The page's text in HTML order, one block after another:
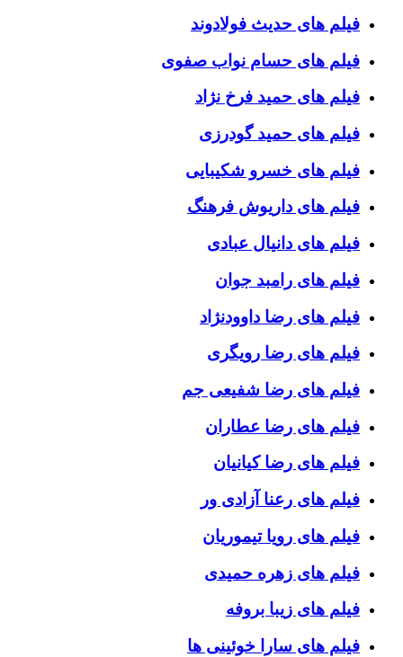
فیلم های حدیث فولادوند
فیلم های حسام نواب صفوی
فیلم های حمید فرخ نژاد
فیلم های حمید گودرزی
فیلم های خسرو شکیبایی
فیلم های داریوش فرهنگ
فیلم های دانیال عبادی
فیلم های رامبد جوان
فیلم های رضا داوودنژاد
فیلم های رضا رویگری
فیلم های رضا شفیعی جم
فیلم های رضا عطاران
فیلم های رضا کیانیان
فیلم های رعنا آزادی ور
فیلم های رویا تیموریان
فیلم های زهره حمیدی
فیلم های زیبا بروفه
فیلم های سارا خوئینی ها